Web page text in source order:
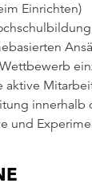
Einrichten)
aktive
innerhalb
und